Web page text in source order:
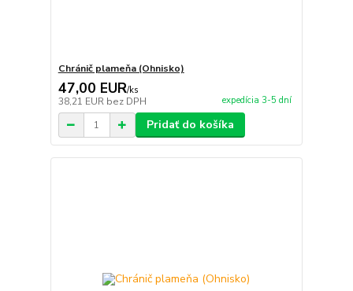
Chránič plameňa (Ohnisko)
47,00 EUR/ks
38,21 EUR bez DPH expedícia 3-5 dní
Pridať do košíka